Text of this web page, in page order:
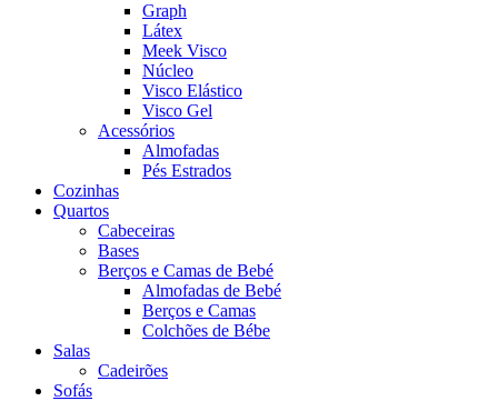
Graph
Látex
Meek Visco
Núcleo
Visco Elástico
Visco Gel
Acessórios
Almofadas
Pés Estrados
Cozinhas
Quartos
Cabeceiras
Bases
Berços e Camas de Bebé
Almofadas de Bebé
Berços e Camas
Colchões de Bébe
Salas
Cadeirões
Sofás